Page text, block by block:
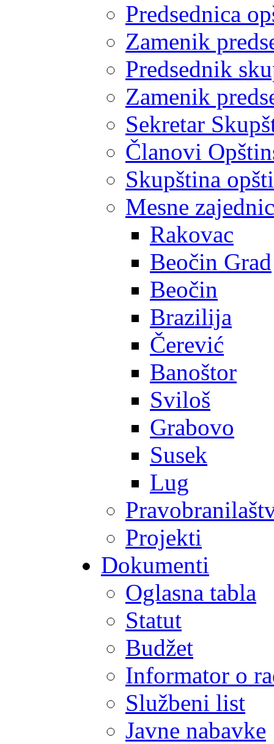
Predsednica
Zamenik
Predsednik
Zamenik
Sekretar
Članovi
Skupština
Mesne
Rakovac
Beočin Grad
Beočin
Brazilija
Čerević
Banoštor
Sviloš
Grabovo
Susek
Lug
Projekti
Dokumenti
Oglasna tabla
Statut
Budžet
Informator o
Službeni list
Javne nabavke